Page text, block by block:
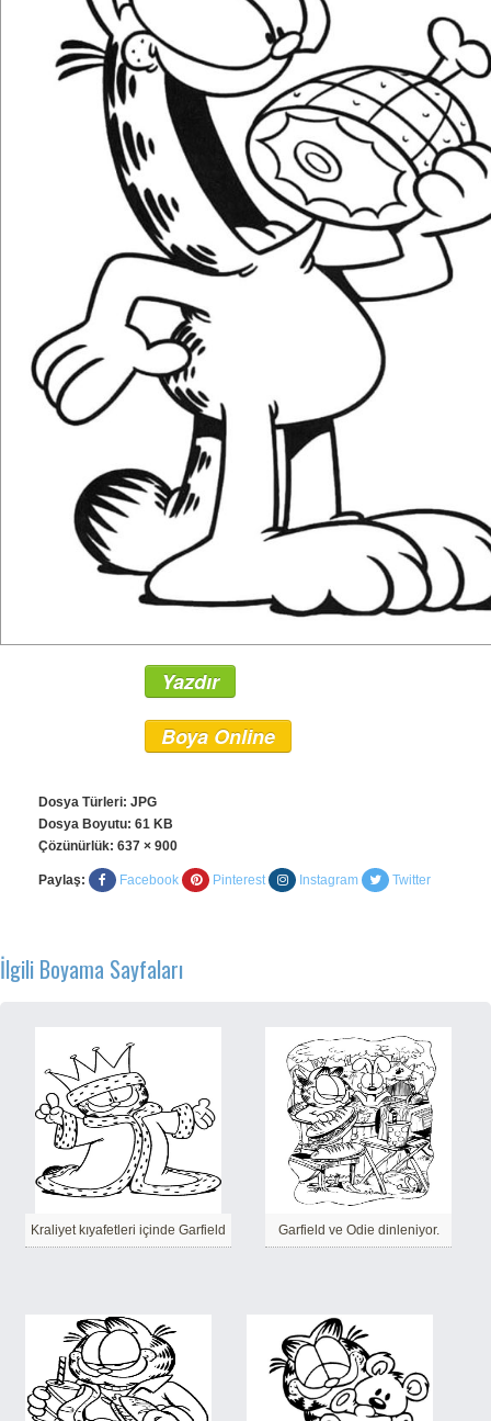
Yazdır
Boya Online
Dosya Türleri: JPG
Dosya Boyutu: 61 KB
Çözünürlük: 637 × 900
Paylaş: Facebook Pinterest Instagram Twitter
İlgili Boyama Sayfaları
Kraliyet kıyafetleri içinde Garfield Garfield ve Odie dinleniyor.